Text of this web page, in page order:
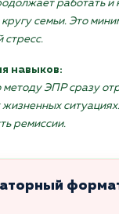
работать и
семьи. Это
стресс.
навыков:
методу ЭПР сразу
жизненных
ремиссии.